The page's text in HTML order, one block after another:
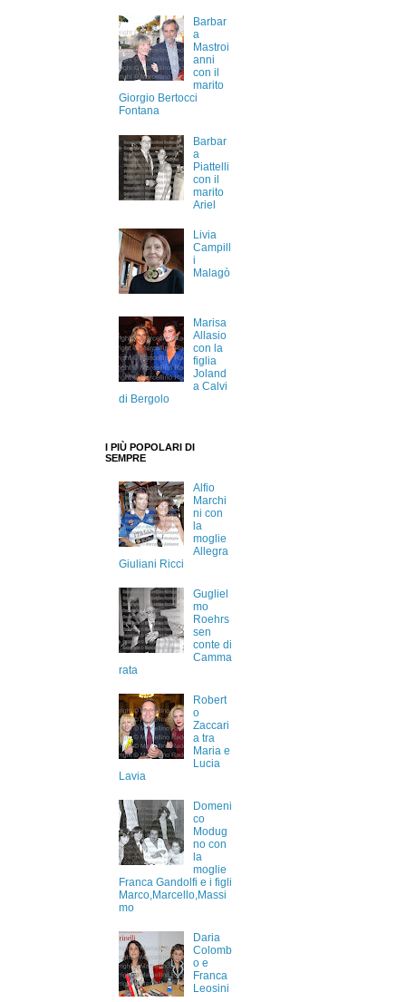
Barbar
a
Mastroi
anni
con il
marito
Giorgio Bertocci
Fontana
Barbar
a
Piattelli
con il
marito
Ariel
Livia
Campill
i
Malagò
Marisa
Allasio
con la
figlia
Joland
a Calvi
di Bergolo
I PIÙ POPOLARI DI
SEMPRE
Alfio
Marchi
ni con
la
moglie
Allegra
Giuliani Ricci
Gugliel
mo
Roehrs
sen
conte di
Camma
rata
Robert
o
Zaccari
a tra
Maria e
Lucia
Lavia
Domeni
co
Modug
no con
la
moglie
Franca Gandolfi e i figli
Marco,Marcello,Massi
mo
Daria
Colomb
o e
Franca
Leosini